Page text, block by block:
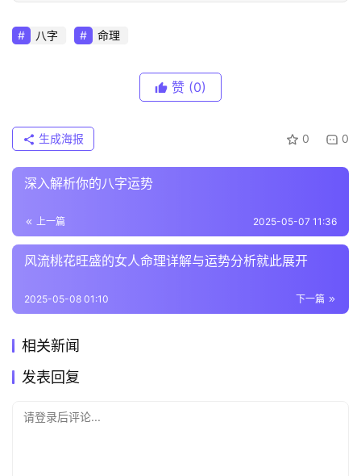
八字 命理
赞 (0)
0 0
生成海报
深入解析你的八字运势
上一篇 2025-05-07 11:36
风流桃花旺盛的女人命理详解与运势分析就此展开
下一篇
2025-05-08 01:10
相关新闻
发表回复
请登录后评论...